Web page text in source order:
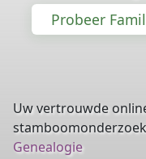
Probeer
Uw vertrouwde
Genealogie